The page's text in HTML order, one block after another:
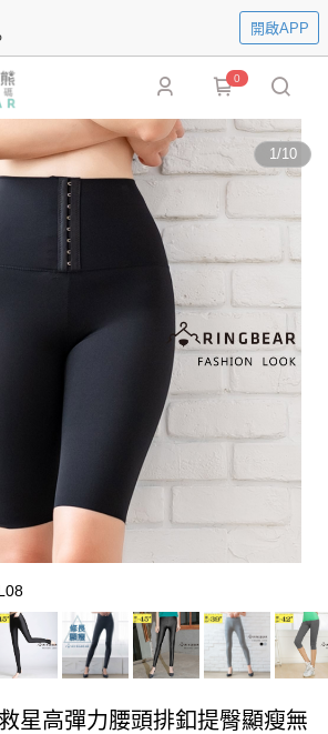
開啟APP
0
1/10
星高彈力腰頭排釦提臀顯瘦無